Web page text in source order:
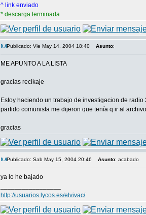
^ link enviado
* descarga terminada
Publicado: Vie May 14, 2004 18:40 Asunto:
ME APUNTO A LA LISTA
gracias recikaje
Estoy haciendo un trabajo de investigacion de
partido comunista me dijeron que tenía q ir al
gracias
Publicado: Sab May 15, 2004 20:46 Asunto: acabado
ya lo he bajado
http://usuarios.lycos.es/elvivac/